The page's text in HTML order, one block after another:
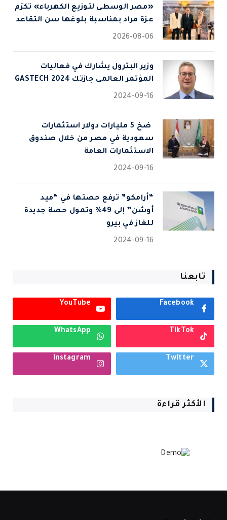
«مصر الوسطى لتوزيع الكهرباء» تكرّم
عزة مراد بمناسبة بلوغها سن التقاعد
2026-08-06
وزير البترول يشارك في فعاليات
المؤتمر العالمى جازتك 2024 GASTECH
2024-09-16
⁠ ضخ 5 مليارات دولار استثمارات
سعودية في مصر من خلال صندوق
الاستثمارات العامة
2024-09-16
“أرامكو” ترفع حصتها في “ميد
أوشن” إلى 49% وتمول حصة جديدة
للغاز في بيرو
2024-09-16
تابعنا
Facebook
YouTube
TikTok
WhatsApp
Twitter
Instagram
الأكثر قراءة